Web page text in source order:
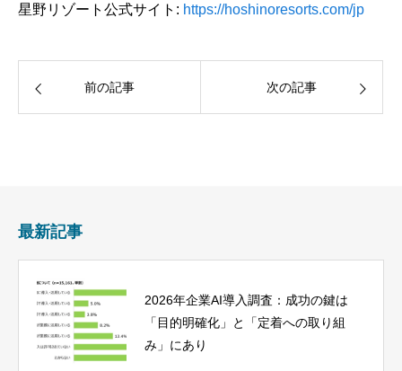
星野リゾート公式サイト: https://hoshinoresorts.com/jp
前の記事 次の記事
最新記事
2026年企業AI導入調査：成功の鍵は
「目的明確化」と「定着への取り組
み」にあり